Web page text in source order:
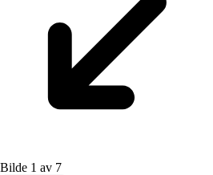
Bilde 1 av 7